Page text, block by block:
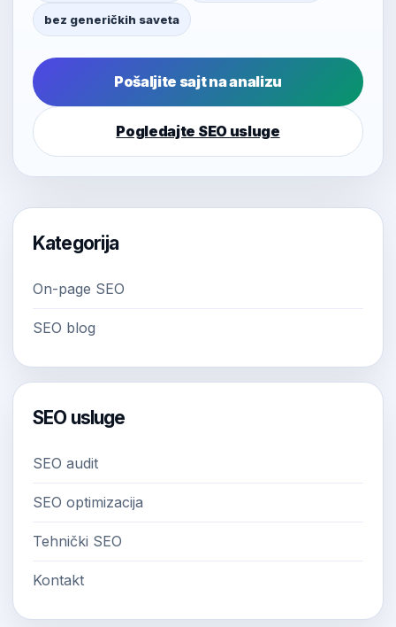
bez generičkih saveta
Pošaljite sajt na analizu
Pogledajte SEO usluge
Kategorija
On-page SEO
SEO blog
SEO usluge
SEO audit
SEO optimizacija
Tehnički SEO
Kontakt